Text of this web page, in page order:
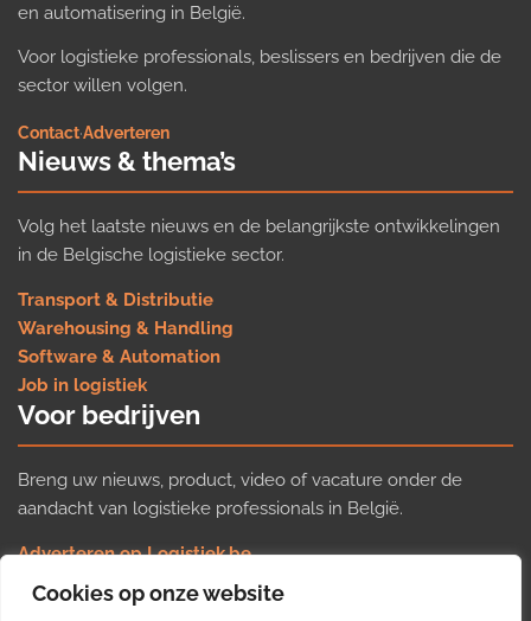
Cookies op onze website
en automatisering in België.
Voor logistieke professionals, beslissers en bedrijven die de
sector willen volgen.
Contact·Adverteren
Nieuws & thema’s
Volg het laatste nieuws en de belangrijkste ontwikkelingen
in de Belgische logistieke sector.
Transport & Distributie
Warehousing & Handling
Software & Automation
Job in logistiek
Voor bedrijven
Breng uw nieuws, product, video of vacature onder de
aandacht van logistieke professionals in België.
Adverteren op Logistiek.be
Nieuws insturen
Uw video op Logistiek.TV